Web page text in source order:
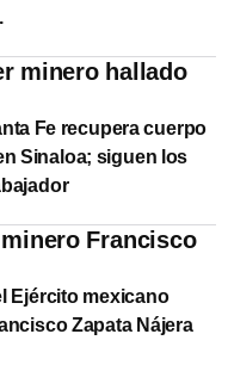
minero hallado
Fe recupera cuerpo
Sinaloa; siguen los
Francisco
Ejército mexicano
Zapata Nájera